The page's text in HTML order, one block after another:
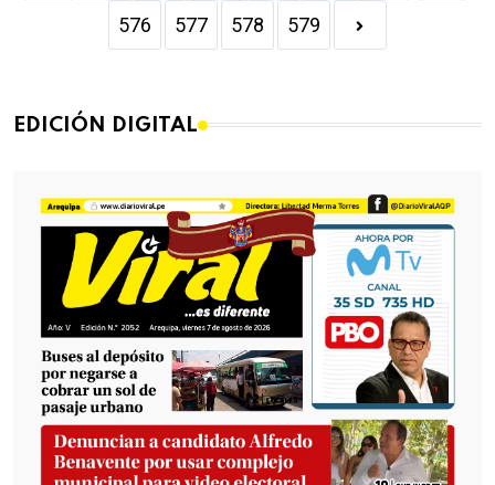
576 577 578 579
EDICIÓN DIGITAL